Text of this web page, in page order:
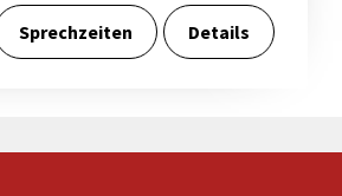
Sprechzeiten Details